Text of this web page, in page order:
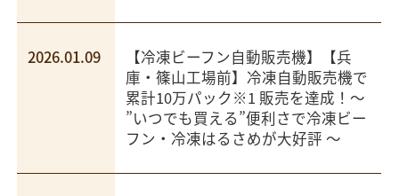
2026.01.09
【冷凍ビーフン自動販売機】【兵
庫・篠山工場前】冷凍自動販売機で
累計10万パック※1 販売を達成！～
”いつでも買える”便利さで冷凍ビー
フン・冷凍はるさめが大好評 ～